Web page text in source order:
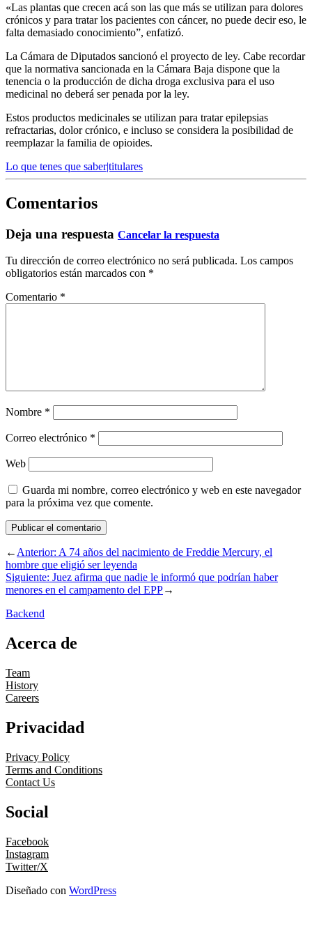
«Las plantas que crecen acá son las que más se utilizan para dolores
crónicos y para tratar los pacientes con cáncer, no puede decir eso, le
falta demasiado conocimiento”, enfatizó.
La Cámara de Diputados sancionó el proyecto de ley. Cabe recordar
que la normativa sancionada en la Cámara Baja dispone que la
tenencia o la producción de dicha droga exclusiva para el uso
medicinal no deberá ser penada por la ley.
Estos productos medicinales se utilizan para tratar epilepsias
refractarias, dolor crónico, e incluso se considera la posibilidad de
reemplazar la familia de opioides.
Lo que tenes que saber|titulares
Comentarios
Deja una respuesta Cancelar la respuesta
Tu dirección de correo electrónico no será publicada. Los campos
obligatorios están marcados con *
Comentario *
Nombre *
Correo electrónico *
Web
Guarda mi nombre, correo electrónico y web en este navegador
para la próxima vez que comente.
←Anterior: A 74 años del nacimiento de Freddie Mercury, el
hombre que eligió ser leyenda
Siguiente: Juez afirma que nadie le informó que podrían haber
menores en el campamento del EPP→
Backend
Acerca de
Team
History
Careers
Privacidad
Privacy Policy
Terms and Conditions
Contact Us
Social
Facebook
Instagram
Twitter/X
Diseñado con WordPress